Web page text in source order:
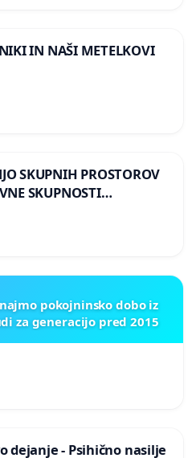
IN NAŠI METELKOVI
SKUPNIH PROSTOROV
SKUPNOSTI
pokojninsko dobo iz
za generacijo pred 2015
dejanje - Psihično nasilje